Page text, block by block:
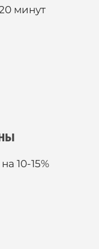
минут
10-15%